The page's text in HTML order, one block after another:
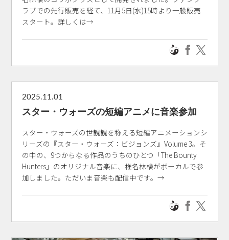
ラブでの先行販売を経て、11月5日(水)15時より一般販売
スタート。詳しくは→
2025.11.01
スター・ウォーズの短編アニメに音楽参加
スター・ウォーズの世観観を称える短編アニメーションシ
リーズの『スター・ウォーズ：ビジョンズ』Volume 3。そ
の中の、9つからなる作品のうちのひとつ「The Bounty
Hunters」のオリジナル音楽に、椎名林檎がボーカルで参
加しました。ただいま音楽も配信中です。→